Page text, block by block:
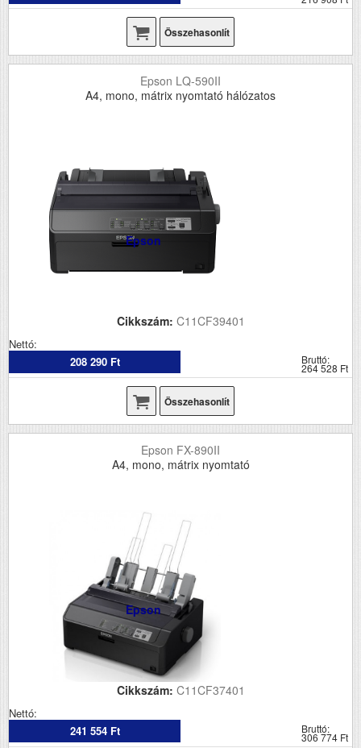
Összehasonlít
Epson LQ-590II
A4, mono, mátrix nyomtató hálózatos
Epson
Cikkszám: C11CF39401
Nettó:
208 290 Ft
Bruttó:
264 528 Ft
Összehasonlít
Epson FX-890II
A4, mono, mátrix nyomtató
Epson
Cikkszám: C11CF37401
Nettó:
241 554 Ft
Bruttó:
306 774 Ft